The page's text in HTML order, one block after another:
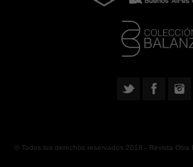
© Todos los derechos reservados 2018 - Revista Otra